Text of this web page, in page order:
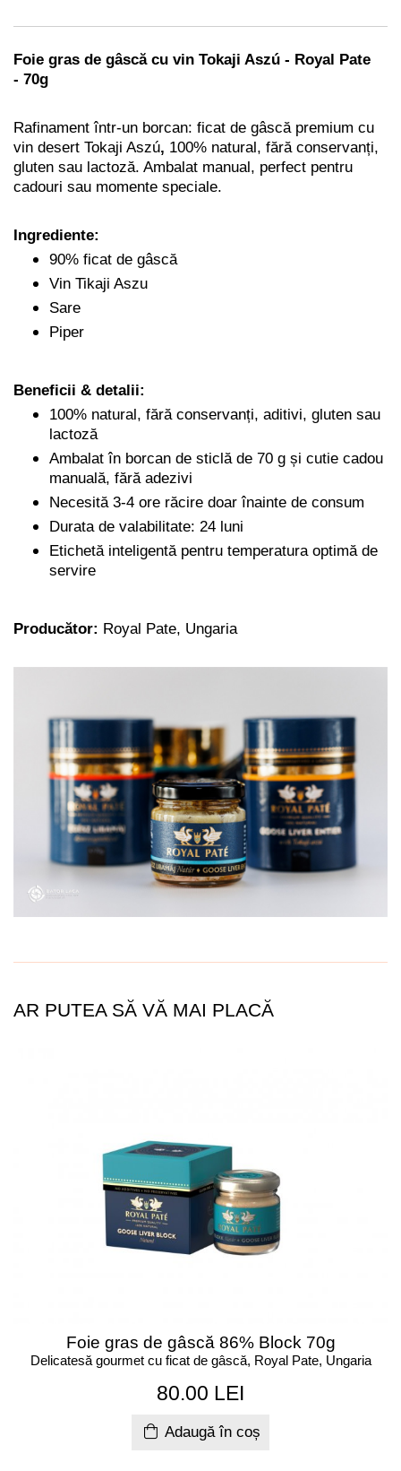
Foie gras de gâscă cu vin Tokaji Aszú - Royal Pate
- 70g
Rafinament într-un borcan: ficat de gâscă premium cu
vin desert Tokaji Aszú, 100% natural, fără conservanți,
gluten sau lactoză. Ambalat manual, perfect pentru
cadouri sau momente speciale.
Ingrediente:
90% ficat de gâscă
Vin Tikaji Aszu
Sare
Piper
Beneficii & detalii:
100% natural, fără conservanți, aditivi, gluten sau
lactoză
Ambalat în borcan de sticlă de 70 g și cutie cadou
manuală, fără adezivi
Necesită 3-4 ore răcire doar înainte de consum
Durata de valabilitate: 24 luni
Etichetă inteligentă pentru temperatura optimă de
servire
Producător: Royal Pate, Ungaria
AR PUTEA SĂ VĂ MAI PLACĂ
Foie gras de gâscă 86% Block 70g
Delicatesă gourmet cu ficat de gâscă, Royal Pate, Ungaria
80.00 LEI
Adaugă în coș